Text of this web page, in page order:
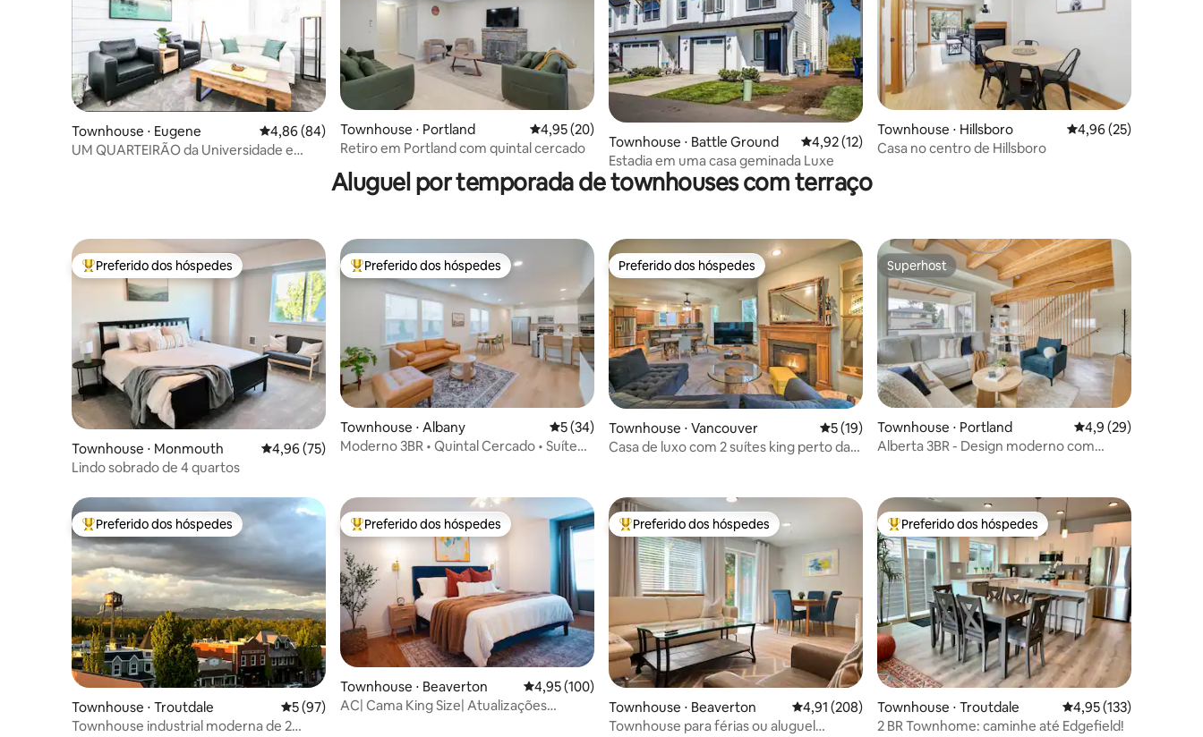
Townhouse ⋅ Eugene 4,86 de uma avaliação média de 5, 84 avaliações
4,86 (84)
UM QUARTEIRÃO da Universidade e
Townhouse ⋅ Portland 4,95 de uma avaliação média de 5, 20 avaliações
4,95 (20)
Retiro em Portland com quintal cercado
Townhouse ⋅ Battle Ground 4,92 de uma avaliação média de 5, 12 avaliações
4,92 (12)
Estadia em uma casa geminada Luxe
Townhouse ⋅ Hillsboro 4,96 de uma
4,96 (25)
Casa no centro de Hillsboro
Aluguel por temporada de townhouses com terraço
Entre os melhores preferidos dos hóspedes
Preferido dos hóspedes
Townhouse ⋅ Monmouth 4,96 de uma avaliação média de 5, 75 avaliações
4,96 (75)
Lindo sobrado de 4 quartos
Entre os melhores preferidos dos hóspedes
Preferido dos hóspedes
Townhouse ⋅ Albany 5 de uma avaliação média de 5, 34 avaliações
5 (34)
Moderno 3BR • Quintal Cercado • Suíte
Preferido dos hóspedes
Preferido dos hóspedes
Townhouse ⋅ Vancouver 5 de uma avaliação média de 5, 19 avaliações
5 (19)
Casa de luxo com 2 suítes king perto da
Superhost
Superhost
Townhouse ⋅ Portland 4,9 de uma
4,9 (29)
Alberta 3BR - Design moderno com
Entre os melhores preferidos dos hóspedes
Preferido dos hóspedes
Townhouse ⋅ Troutdale 5 de uma avaliação média de 5, 97 avaliações
5 (97)
Townhouse industrial moderna de 2
Entre os melhores preferidos dos hóspedes
Preferido dos hóspedes
Townhouse ⋅ Beaverton 4,95 de uma avaliação média de 5, 100 avaliações
4,95 (100)
AC| Cama King Size| Atualizações
Entre os melhores preferidos dos hóspedes
Preferido dos hóspedes
Townhouse ⋅ Beaverton 4,91 de uma avaliação média de 5, 208 avaliações
4,91 (208)
Townhouse para férias ou aluguel
Entre os melhores preferidos dos hóspedes
Preferido dos hóspedes
Townhouse ⋅ Troutdale 4,95 de uma avaliação
4,95 (133)
2 BR Townhome: caminhe até Edgefield!